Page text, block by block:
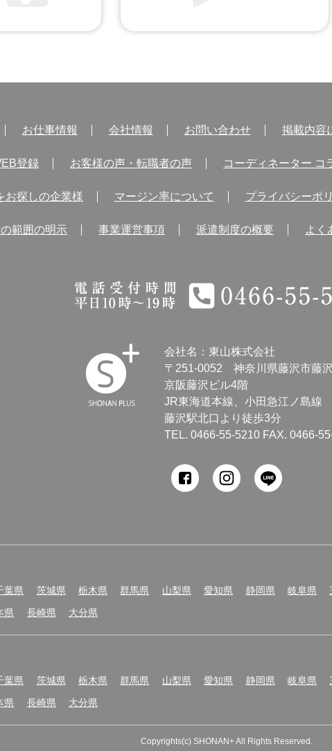
お仕事情報 会社情報 お問い合わせ 掲載内容
登録 お客様の声・転職者の声 コーディネーター コ
お探しの企業様 マージン率について プライバシーポ
範囲の明示 事業運営事項 派遣制度の概要 よく
会社名：東山株式会社
〒251-0052 神奈川県藤沢市藤
京阪藤沢ビル4階
JR東海道本線、小田急江ノ島線
藤沢駅北口より徒歩3分
TEL. 0466-55-5210 FAX. 0466-
葉県 茨城県 栃木県 群馬県 山梨県 愛知県 静岡県 岐阜県
県 長崎県 大分県
葉県 茨城県 栃木県 群馬県 山梨県 愛知県 静岡県 岐阜県
県 長崎県 大分県
Copyrights(c) SHONAN+ All Rights Reserved.